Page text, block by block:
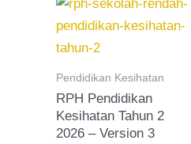
Pendidikan Kesihatan
RPH Pendidikan
Kesihatan Tahun 2
2026 – Version 3